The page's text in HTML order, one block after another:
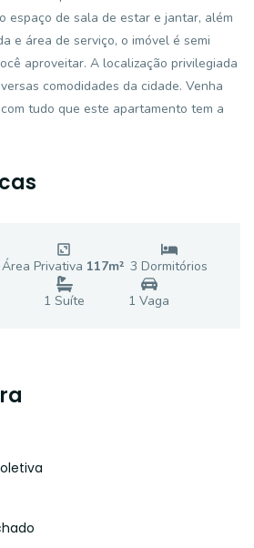
espaço de sala de estar e jantar, além
e área de serviço, o imóvel é semi
aproveitar. A localização privilegiada
comodidades da cidade. Venha
tudo que este apartamento tem a
Área Privativa 117m² 3 Dormitórios
1 Suíte 1 Vaga